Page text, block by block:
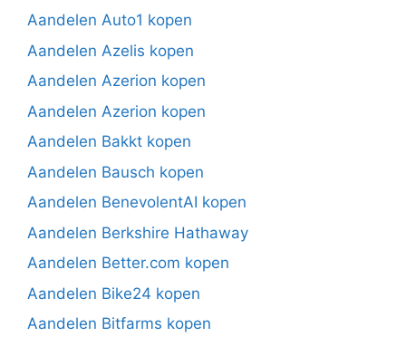
Aandelen Auto1 kopen
Aandelen Azelis kopen
Aandelen Azerion kopen
Aandelen Azerion kopen
Aandelen Bakkt kopen
Aandelen Bausch kopen
Aandelen BenevolentAI kopen
Aandelen Berkshire Hathaway
Aandelen Better.com kopen
Aandelen Bike24 kopen
Aandelen Bitfarms kopen